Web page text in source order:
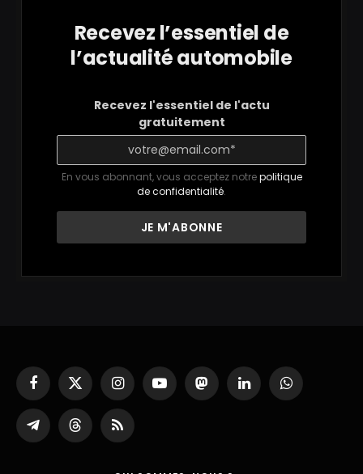
Recevez l’essentiel de
l’actualité automobile
Recevez l'essentiel de l'actu
gratuitement
En vous abonnant, vous acceptez notrepolitique
de confidentialité.
Facebook
X
(Twitter)
InstagramYouTubeMastodonLinkedInWhatsApp
Partager
sur
ThreadsRSS